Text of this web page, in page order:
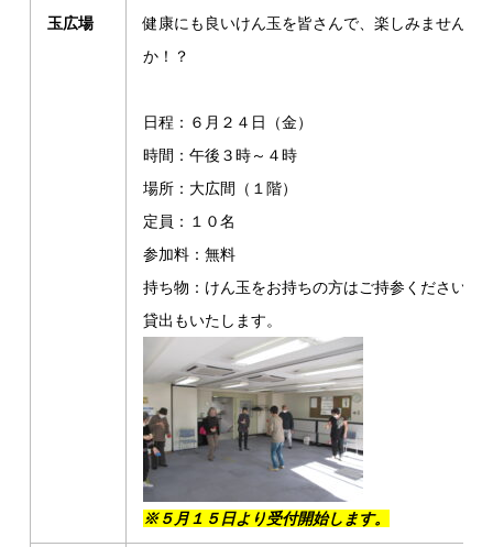
玉広場
健康にも良いけん玉を皆さんで、楽しみません
か！？
日程：６月２４日（金）
時間：午後３時～４時
場所：大広間（１階）
定員：１０名
参加料：無料
持ち物：けん玉をお持ちの方はご持参ください。
貸出もいたします。
※５月１５日より受付開始します。